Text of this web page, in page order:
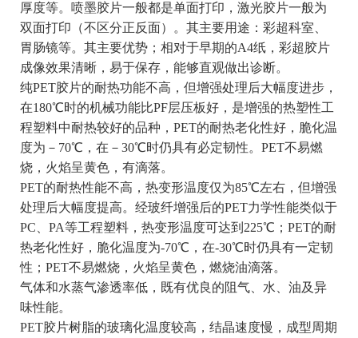
厚度等。喷墨胶片一般都是单面打印，激光胶片一般为
双面打印（不区分正反面）。其主要用途：彩超科室、
胃肠镜等。其主要优势；相对于早期的A4纸，彩超胶片
成像效果清晰，易于保存，能够直观做出诊断。
纯PET胶片的耐热功能不高，但增强处理后大幅度进步，
在180℃时的机械功能比PF层压板好，是增强的热塑性工
程塑料中耐热较好的品种，PET的耐热老化性好，脆化温
度为－70℃，在－30℃时仍具有必定韧性。PET不易燃
烧，火焰呈黄色，有滴落。
PET的耐热性能不高，热变形温度仅为85℃左右，但增强
处理后大幅度提高。经玻纤增强后的PET力学性能类似于
PC、PA等工程塑料，热变形温度可达到225℃；PET的耐
热老化性好，脆化温度为-70℃，在-30℃时仍具有一定韧
性；PET不易燃烧，火焰呈黄色，燃烧油滴落。
气体和水蒸气渗透率低，既有优良的阻气、水、油及异
味性能。
PET胶片树脂的玻璃化温度较高，结晶速度慢，成型周期